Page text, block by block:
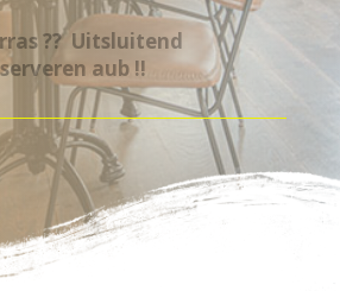
?? Uitsluitend
aub !!